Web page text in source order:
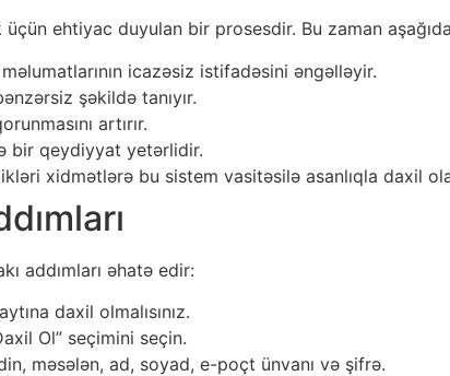
ehtiyac duyulan bir prosesdir. Bu zaman
icazəsiz istifadəsini əngəlləyir.
şəkildə tanıyır.
artırır.
bir qeydiyyat yetərlidir.
xidmətlərə bu sistem vasitəsilə asanlıqla daxil
addımları əhatə edir:
daxil olmalısınız.
Ol” seçimini seçin.
məsələn, ad, soyad, e-poçt ünvanı və şifrə.